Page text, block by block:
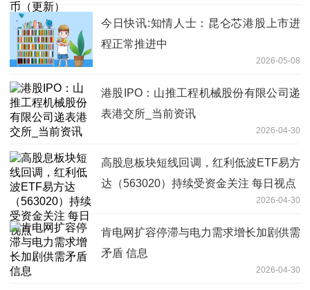
今日快讯:知情人士：昆仑芯港股上市进
程正常推进中
2026-05-08
港股IPO：山推工程机械股份有限公司递
表港交所_当前资讯
2026-04-30
高股息板块短线回调，红利低波ETF易方
达（563020）持续受资金关注 每日视点
2026-04-30
肯电网扩容停滞与电力需求增长加剧供需
矛盾 信息
2026-04-30